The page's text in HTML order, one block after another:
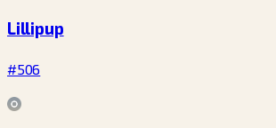
Lillipup
#506